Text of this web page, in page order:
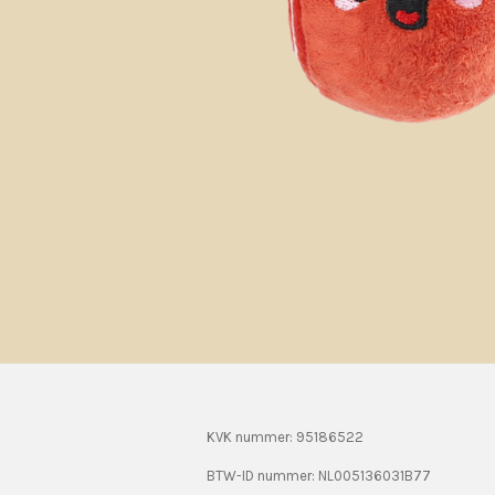
KVK nummer: 95186522
BTW-ID nummer: NL005136031B77